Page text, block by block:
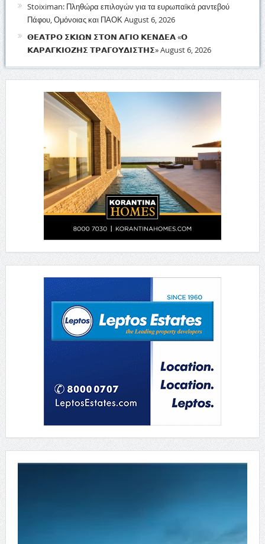
Stoiximan: Πληθώρα επιλογών για τα ευρωπαϊκά ραντεβού
Πάφου, Ομόνοιας και ΠΑΟΚ August 6, 2026
𝝝𝝚𝝖𝝩𝝦𝝤 𝝨𝝟𝝞𝝮𝝢 𝝨𝝩𝝤𝝢 𝝖𝝘𝝞𝝤 𝝟𝝚𝝢𝝙𝝚𝝖 «𝝤
𝝟𝝖𝝦𝝖𝝘𝝟𝝞𝝤𝝛𝝜𝝨 𝝩𝝦𝝖𝝘𝝤𝝪𝝙𝝞𝝨𝝩𝝜𝝨»August 6, 2026